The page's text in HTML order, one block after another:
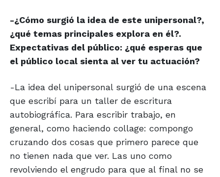
-¿Cómo surgió la idea de este unipersonal?,
¿qué temas principales explora en él?.
Expectativas del público: ¿qué esperas que
el público local sienta al ver tu actuación?
-La idea del unipersonal surgió de una escena
que escribí para un taller de escritura
autobiográfica. Para escribir trabajo, en
general, como haciendo collage: compongo
cruzando dos cosas que primero parece que
no tienen nada que ver. Las uno como
revolviendo el engrudo para que al final no se